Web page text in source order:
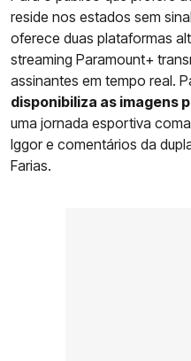
reside nos estados sem
oferece duas plataformas
streaming Paramount+
assinantes em tempo real.
disponibiliza as imagens
uma jornada esportiva
Iggor e comentários da
Farias.